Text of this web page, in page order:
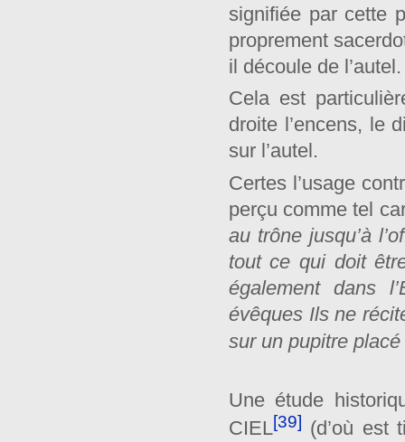
signifiée par cette
proprement
il découle de l’autel.
Cela est
droite l’encens, le
sur l’autel.
Certes l’usage
perçu comme tel
au trône jusqu’à
tout ce qui doit
également dans
évêques Ils ne
sur un pupitre placé
Une étude
CIEL[39] (d’où est